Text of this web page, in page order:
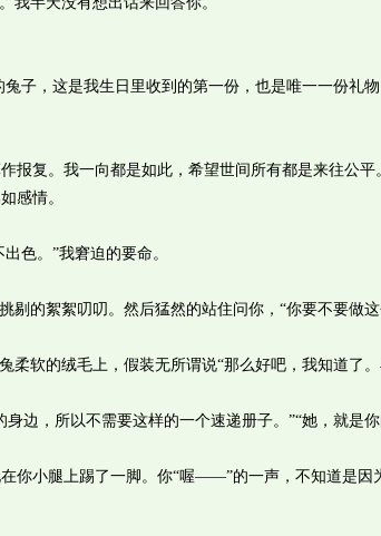
，这是我生日里收到的第一份，也是唯一一份礼物
复。我一向都是如此，希望世间所有都是来往公平
感情。
色。”我窘迫的要命。
的絮絮叨叨。然后猛然的站住问你，“你要不要做
软的绒毛上，假装无所谓说“那么好吧，我知道了
，所以不需要这样的一个速递册子。”“她，就是
小腿上踢了一脚。你“喔——”的一声，不知道是因